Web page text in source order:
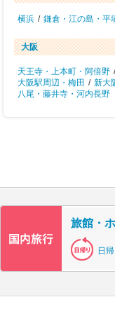
横浜 / 鎌倉・江の島・平
大阪
天王寺・上本町・阿倍野 /
大阪駅周辺・梅田 / 新大
八尾・藤井寺・河内長野
旅館・
日